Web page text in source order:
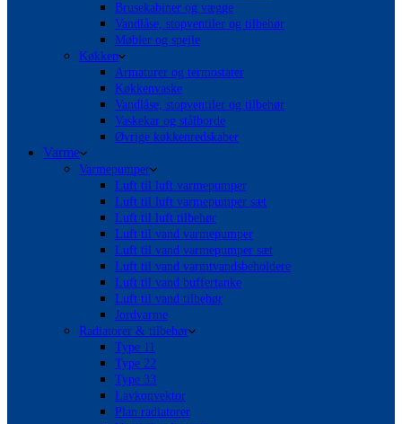
Brusekabiner og vægge
Vandlåse, stopventiler og tilbehør
Møbler og spejle
Køkken
Armaturer og termostater
Køkkenvaske
Vandlåse, stopventiler og tilbehør
Vaskekar og stålborde
Øvrige køkkenredskaber
Varme
Varmepumper
Luft til luft varmepumper
Luft til luft varmepumper sæt
Luft til luft tilbehør
Luft til vand varmepumper
Luft til vand varmepumper sæt
Luft til vand varmtvandsbeholdere
Luft til vand buffertanke
Luft til vand tilbehør
Jordvarme
Radiatorer & tilbehør
Type 11
Type 22
Type 33
Lavkonvektor
Plan radiatorer